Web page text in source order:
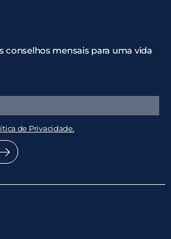
conselhos mensais para uma vida
de Privacidade.